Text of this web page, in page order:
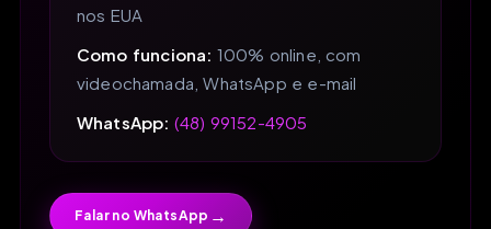
nos EUA
Como funciona: 100% online, com
videochamada, WhatsApp e e-mail
WhatsApp: (48) 99152-4905
Falar no WhatsApp →